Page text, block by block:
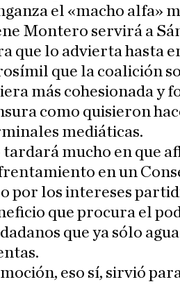
el «macho alfa»
Montero servirá a
que lo advierta hasta
que la coalición
más cohesionada y
como quisieron
mediáticas.
tardará mucho en que
en un
por los intereses
que procura el
que ya sólo
eso sí, sirvió